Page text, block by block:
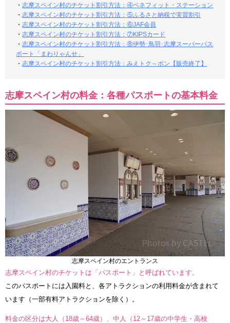
・志摩スペイン村のチケット割引方法：④ベネフィット・ステーション
・志摩スペイン村のチケット割引方法：⑤ふるさと納税で実質割引
・志摩スペイン村のチケット割引方法：⑥JAF会員
・志摩スペイン村のチケット割引方法：⑦KIPSカード
・志摩スペイン村のチケット割引方法：⑧伊勢･鳥羽･志摩スーパーパス
ポート「まわりゃんせ」
・志摩スペイン村のチケット割引方法：みえトク～ポン【販売終了】
志摩スペイン村の料金：各種パスポートの基本料金
志摩スペイン村のエントランス
志摩スペイン村のチケットは「パスポート」と呼ばれています。
このパスポートには入園料と、各アトラクションの利用料金が含まれて
います（一部有料アトラクションを除く）。
料金の区分は大人（18歳～64歳）、中人（12～17歳の中学生・高校